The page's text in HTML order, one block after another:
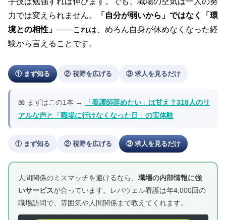
力では変えられません。
「自分が弱いから」ではなく「環
境との相性」 ——これは、めろん自身が休めなくなった経
験から言えることです。
① まず知る ② 視野を広げる ③ 求人を見るだけ
📖 まずはこの1本 →
「看護師辞めたい」は甘え？318人のリ
アルな声と「職場に行けなくなった日」の実体験
① まず知る ② 視野を広げる ③ 求人を見るだけ
人間関係のミスマッチを避けるなら、 職場の内部情報に強
いサービスが合っています。レバウェル看護は年4,000回の
職場訪問で、雰囲気や人間関係まで教えてくれます。